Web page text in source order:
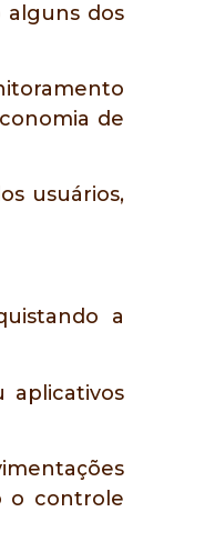
alguns dos
de
usuários,
a
aplicativos
o controle